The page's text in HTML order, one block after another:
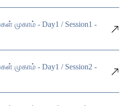
முகாம் - Day1 / Session1 -
முகாம் - Day1 / Session2 -